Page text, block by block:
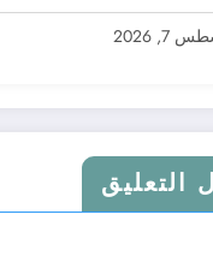
7, 2026
التعليق